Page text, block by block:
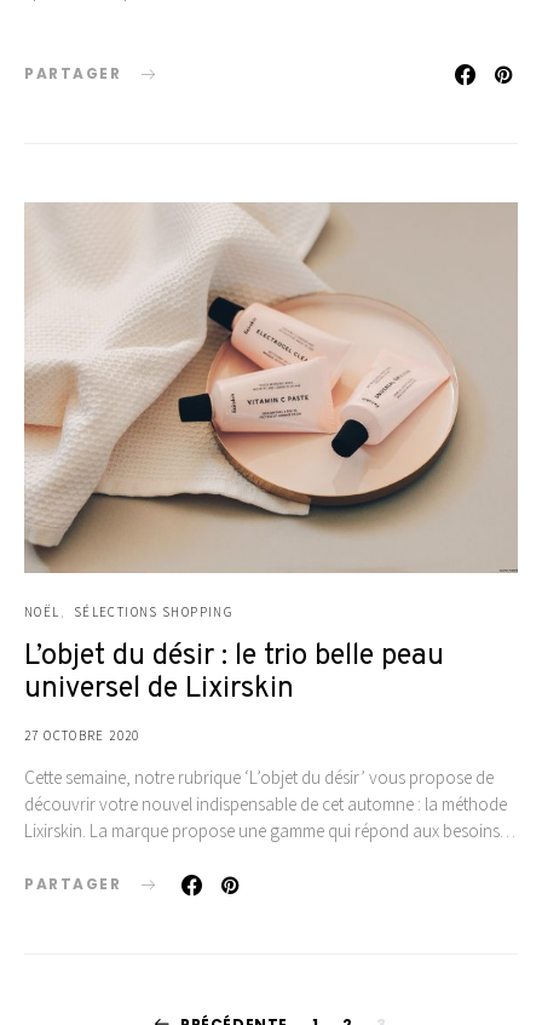
PARTAGER
NOËL SÉLECTIONS SHOPPING
L’objet du désir : le trio belle peau
universel de Lixirskin
27 OCTOBRE 2020
Cette semaine, notre rubrique ‘L’objet du désir’ vous propose de
découvrir votre nouvel indispensable de cet automne : la méthode
Lixirskin. La marque propose une gamme qui répond aux besoins…
PARTAGER